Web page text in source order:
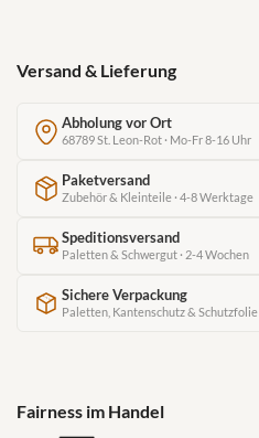
Versand & Lieferung
Abholung vor Ort
68789 St. Leon-Rot · Mo-Fr 8-16 Uhr
Paketversand
Zubehör & Kleinteile · 4-8 Werktage
Speditionsversand
Paletten & Schwergut · 2-4 Wochen
Sichere Verpackung
Paletten, Kantenschutz & Schutzfolie
Fairness im Handel